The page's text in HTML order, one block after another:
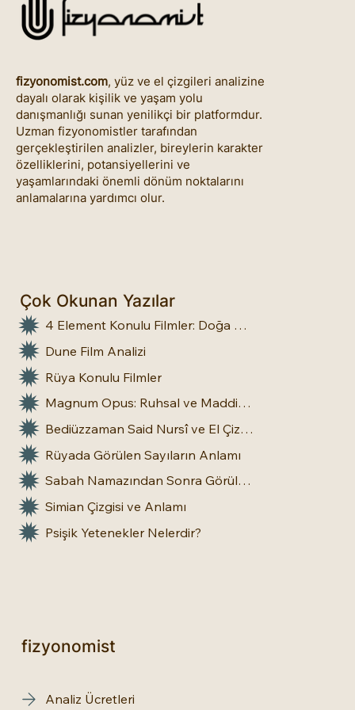
fizyonomist.com, yüz ve el çizgileri analizine
dayalı olarak kişilik ve yaşam yolu
danışmanlığı sunan yenilikçi bir platformdur.
Uzman fizyonomistler tarafından
gerçekleştirilen analizler, bireylerin karakter
özelliklerini, potansiyellerini ve
yaşamlarındaki önemli dönüm noktalarını
anlamalarına yardımcı olur.
Çok Okunan Yazılar
4 Element Konulu Filmler: Doğa Üstü Güçler
Dune Film Analizi
Rüya Konulu Filmler
Magnum Opus: Ruhsal ve Maddi Dönüşümün Büyük Eseri
Bediüzzaman Said Nursî ve El Çizgileri: İnsan Doğasına Dair Bir Bakış
Rüyada Görülen Sayıların Anlamı
Sabah Namazından Sonra Görülen Rüya Gerçek Olur mu?
Simian Çizgisi ve Anlamı
Psişik Yetenekler Nelerdir?
fizyonomist
Analiz Ücretleri